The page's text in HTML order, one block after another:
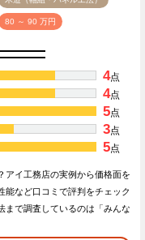
80 ～ 90 万円
4点
4点
5点
3点
5点
アイ工務店の実例から価格面を
能など口コミで評判をチェック
まで調査しているのは「みんな